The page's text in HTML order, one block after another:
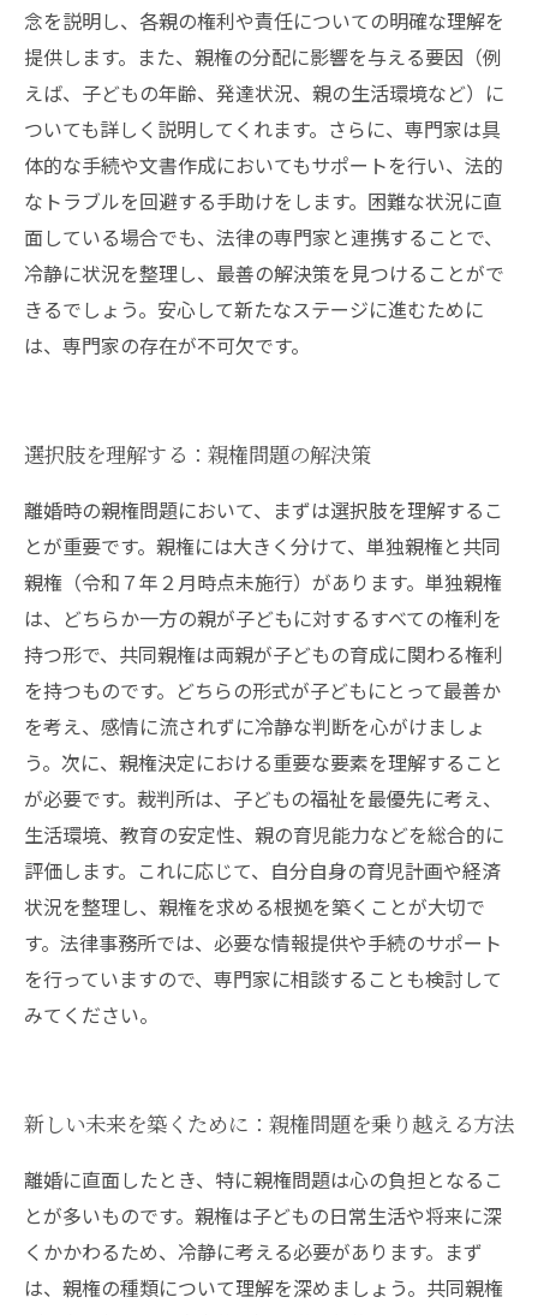
念を説明し、各親の権利や責任についての明確な理解を
提供します。また、親権の分配に影響を与える要因（例
えば、子どもの年齢、発達状況、親の生活環境など）に
ついても詳しく説明してくれます。さらに、専門家は具
体的な手続や文書作成においてもサポートを行い、法的
なトラブルを回避する手助けをします。困難な状況に直
面している場合でも、法律の専門家と連携することで、
冷静に状況を整理し、最善の解決策を見つけることがで
きるでしょう。安心して新たなステージに進むために
は、専門家の存在が不可欠です。
選択肢を理解する：親権問題の解決策
離婚時の親権問題において、まずは選択肢を理解するこ
とが重要です。親権には大きく分けて、単独親権と共同
親権（令和７年２月時点未施行）があります。単独親権
は、どちらか一方の親が子どもに対するすべての権利を
持つ形で、共同親権は両親が子どもの育成に関わる権利
を持つものです。どちらの形式が子どもにとって最善か
を考え、感情に流されずに冷静な判断を心がけましょ
う。次に、親権決定における重要な要素を理解すること
が必要です。裁判所は、子どもの福祉を最優先に考え、
生活環境、教育の安定性、親の育児能力などを総合的に
評価します。これに応じて、自分自身の育児計画や経済
状況を整理し、親権を求める根拠を築くことが大切で
す。法律事務所では、必要な情報提供や手続のサポート
を行っていますので、専門家に相談することも検討して
みてください。
新しい未来を築くために：親権問題を乗り越える方法
離婚に直面したとき、特に親権問題は心の負担となるこ
とが多いものです。親権は子どもの日常生活や将来に深
くかかわるため、冷静に考える必要があります。まず
は、親権の種類について理解を深めましょう。共同親権